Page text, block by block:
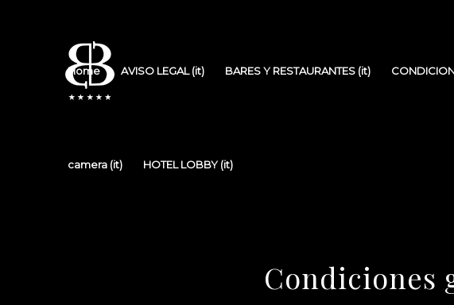
Home AVISO LEGAL (it) BARES Y RESTAURANTES (it)
camera (it) HOTEL LOBBY (it)
Condiciones